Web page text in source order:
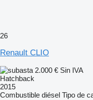
26
Renault CLIO
2.000 € Sin IVA
Hatchback
2015
Combustible diésel Tipo de